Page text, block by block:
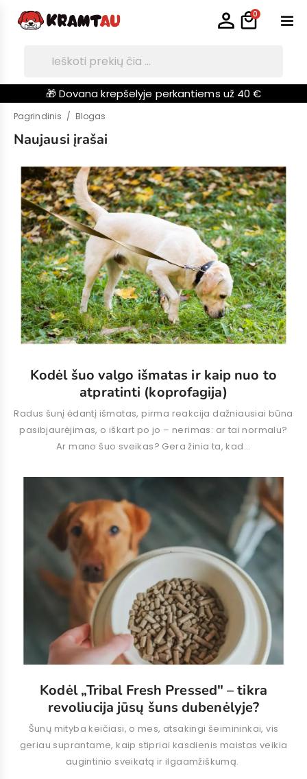
0
🎁 Dovana krepšelyje perkantiems už 40 €
Pagrindinis Blogas
Naujausi įrašai
Kodėl šuo valgo išmatas ir kaip nuo to
atpratinti (koprofagija)
Radus šunį ėdantį išmatas, pirma reakcija dažniausiai būna
pasibjaurėjimas, o iškart po jo – nerimas: ar tai normalu?
Ar mano šuo sveikas? Gera žinia ta, kad...
Kodėl „Tribal Fresh Pressed" – tikra
revoliucija jūsų šuns dubenėlyje?
Šunų mityba keičiasi, o mes, atsakingi šeimininkai, vis
geriau suprantame, kaip stipriai kasdienis maistas veikia
augintinio sveikatą ir ilgaamžiškumą.